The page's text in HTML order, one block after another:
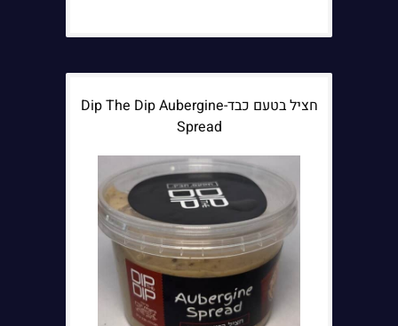
חציל בטעם כבד-Dip The Dip Aubergine
Spread